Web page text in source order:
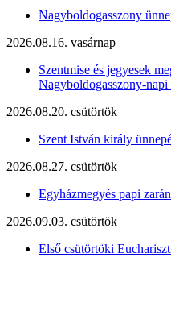
Nagyboldogasszony
2026.08.16. vasárnap
Szentmise és jegyesek
Nagyboldogasszony-napi
2026.08.20. csütörtök
Szent István király
2026.08.27. csütörtök
Egyházmegyés papi
2026.09.03. csütörtök
Első csütörtöki